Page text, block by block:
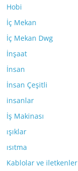
Hobi
İç Mekan
İç Mekan Dwg
İnşaat
İnsan
İnsan Çeşitli
insanlar
İş Makinası
ışıklar
ısıtma
Kablolar ve iletkenler